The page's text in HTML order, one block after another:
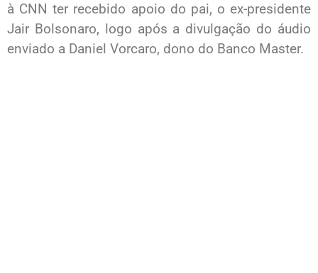
à CNN ter recebido apoio do pai, o ex-presidente
Jair Bolsonaro, logo após a divulgação do áudio
enviado a Daniel Vorcaro, dono do Banco Master.